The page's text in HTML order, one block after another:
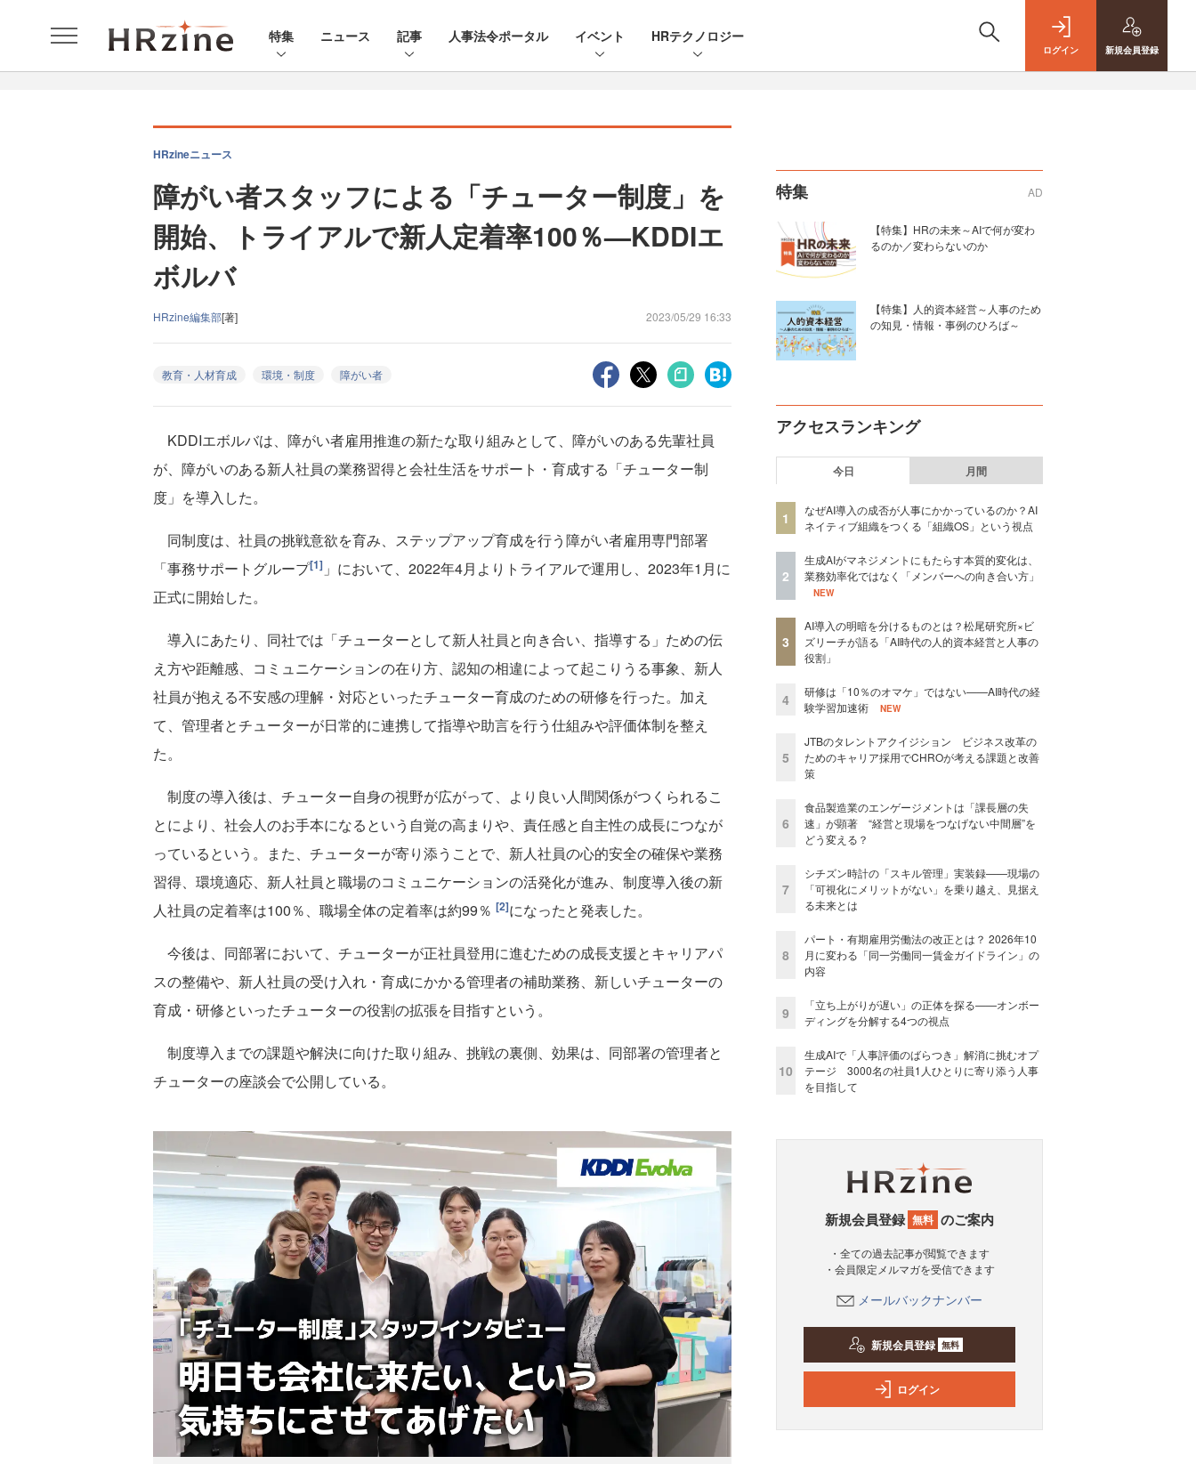
特集 ニュース 記事 人事法令ポータル イベント HRテクノロジー
ログイン 新規会員登録
HRzineニュース
障がい者スタッフによる「チューター制度」を
開始、トライアルで新人定着率100％—KDDIエ
ボルバ
HRzine編集部[著] 2023/05/29 16:33
教育・人材育成 環境・制度 障がい者
KDDIエボルバは、障がい者雇用推進の新たな取り組みとして、障がいのある先輩社員
が、障がいのある新人社員の業務習得と会社生活をサポート・育成する「チューター制
度」を導入した。
同制度は、社員の挑戦意欲を育み、ステップアップ育成を行う障がい者雇用専門部署
「事務サポートグループ[1] 」において、2022年4月よりトライアルで運用し、2023年1月に
正式に開始した。
導入にあたり、同社では「チューターとして新人社員と向き合い、指導する」ための伝
え方や距離感、コミュニケーションの在り方、認知の相違によって起こりうる事象、新人
社員が抱える不安感の理解・対応といったチューター育成のための研修を行った。加え
て、管理者とチューターが日常的に連携して指導や助言を行う仕組みや評価体制を整え
た。
制度の導入後は、チューター自身の視野が広がって、より良い人間関係がつくられるこ
とにより、社会人のお手本になるという自覚の高まりや、責任感と自主性の成長につなが
っているという。また、チューターが寄り添うことで、新人社員の心的安全の確保や業務
習得、環境適応、新人社員と職場のコミュニケーションの活発化が進み、制度導入後の新
人社員の定着率は100％、職場全体の定着率は約99％ [2]になったと発表した。
今後は、同部署において、チューターが正社員登用に進むための成長支援とキャリアパ
スの整備や、新人社員の受け入れ・育成にかかる管理者の補助業務、新しいチューターの
育成・研修といったチューターの役割の拡張を目指すという。
制度導入までの課題や解決に向けた取り組み、挑戦の裏側、効果は、同部署の管理者と
チューターの座談会で公開している。
特集 AD
【特集】HRの未来～AIで何が変わ
るのか／変わらないのか
【特集】人的資本経営～人事のため
の知見・情報・事例のひろば～
アクセスランキング
今日 月間
1
なぜAI導入の成否が人事にかかっているのか？AI
ネイティブ組織をつくる「組織OS」という視点
2
生成AIがマネジメントにもたらす本質的変化は、
業務効率化ではなく「メンバーへの向き合い方」
NEW
3
AI導入の明暗を分けるものとは？松尾研究所×ビ
ズリーチが語る「AI時代の人的資本経営と人事の
役割」
4
研修は「10％のオマケ」ではない——AI時代の経
験学習加速術
NEW
5
JTBのタレントアクイジション ビジネス改革の
ためのキャリア採用でCHROが考える課題と改善
策
6
食品製造業のエンゲージメントは「課長層の失
速」が顕著 “経営と現場をつなげない中間層”を
どう変える？
7
シチズン時計の「スキル管理」実装録——現場の
「可視化にメリットがない」を乗り越え、見据え
る未来とは
8
パート・有期雇用労働法の改正とは？ 2026年10
月に変わる「同一労働同一賃金ガイドライン」の
内容
9
「立ち上がりが遅い」の正体を探る——オンボー
ディングを分解する4つの視点
10
生成AIで「人事評価のばらつき」解消に挑むオプ
テージ 3000名の社員1人ひとりに寄り添う人事
を目指して
新規会員登録 無料 のご案内
・全ての過去記事が閲覧できます
・会員限定メルマガを受信できます
メールバックナンバー
新規会員登録 無料
ログイン